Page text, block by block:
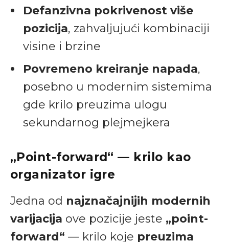
Defanzivna pokrivenost više
pozicija, zahvaljujući kombinaciji
visine i brzine
Povremeno kreiranje napada,
posebno u modernim sistemima
gde krilo preuzima ulogu
sekundarnog plejmejkera
„Point-forward“ — krilo kao
organizator igre
Jedna od najznačajnijih modernih
varijacija ove pozicije jeste „point-
forward“ — krilo koje preuzima